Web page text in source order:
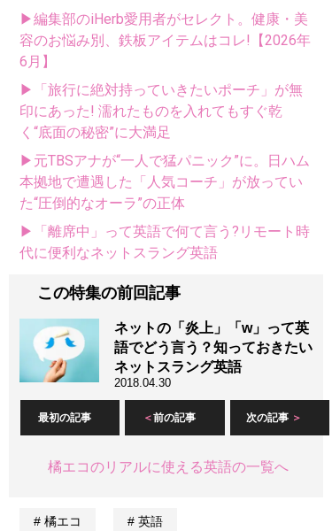
▶編集部のiHerb愛用者がセレクト。健康・美
容のお悩み別、鉄板アイテムはコレ!【2026年
6月】
▶「旅行に絶対持っていきたいポーチ」が無
印にあった! 濡れたものを入れてもすぐ乾
く“底面の秘密”に大満足
▶元TBSアナが“一人で猛パニック”に。日ハム
本拠地で遭遇した「人気コーチ」が放ってい
た“圧倒的なオーラ”の正体
▶「離席中」って英語で何て言う?リモート時
代に便利なネットスラング英語
この特集の前回記事
ネットの「炎上」「w」って英
語でどう言う？知っておきたい
ネットスラング英語
2018.04.30
最初の記事 前の記事 次の記事
橘エコのリアルに使える英語の一覧へ
橘エコ 英語